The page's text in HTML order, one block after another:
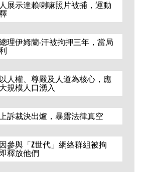
展示達賴喇嘛照片被捕，運動
理伊姆蘭·汗被拘押三年，當局
人權、尊嚴及人道為核心，應
規模人口湧入
訴裁決出爐，暴露法律真空
參與「Z世代」網絡群組被拘
釋放他們